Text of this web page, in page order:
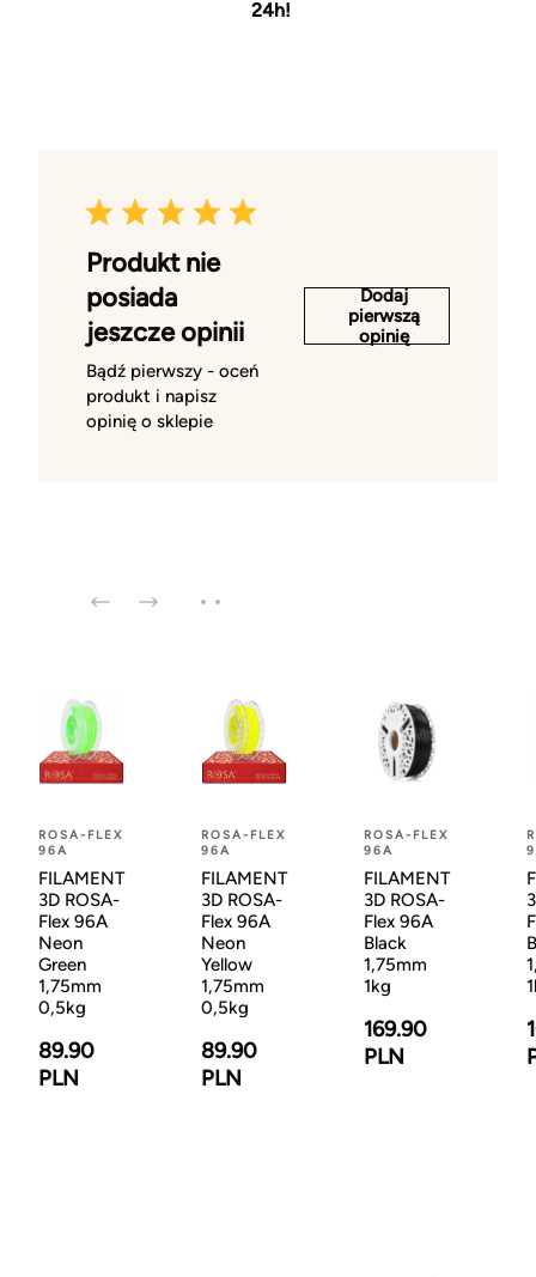
24h!
Produkt nie
posiada
jeszcze opinii
Bądź pierwszy - oceń
produkt i napisz
opinię o sklepie
Dodaj
pierwszą
opinię
ROSA-FLEX
96A
FILAMENT
3D ROSA-
Flex 96A
Neon
Green
1,75mm
0,5kg
89.90
PLN
ROSA-FLEX
96A
FILAMENT
3D ROSA-
Flex 96A
Neon
Yellow
1,75mm
0,5kg
89.90
PLN
ROSA-FLEX
96A
FILAMENT
3D ROSA-
Flex 96A
Black
1,75mm
1kg
169.90
PLN